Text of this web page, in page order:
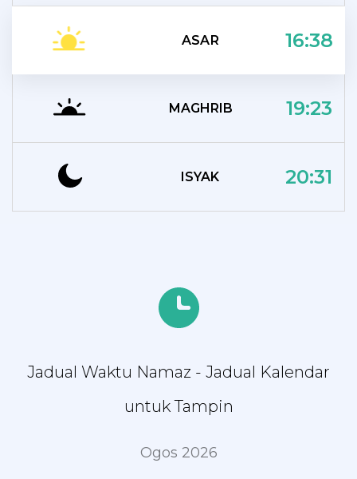
ASAR 16:38
MAGHRIB 19:23
ISYAK 20:31
Jadual Waktu Namaz - Jadual Kalendar
untuk Tampin
Ogos 2026